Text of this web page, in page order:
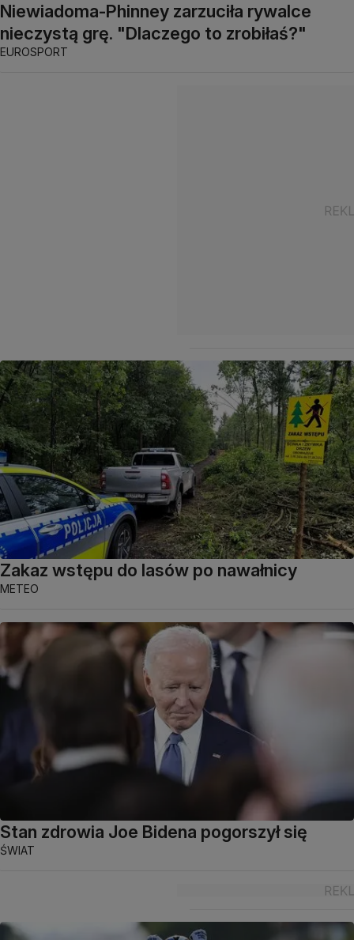
Niewiadoma-Phinney zarzuciła rywalce
nieczystą grę. "Dlaczego to zrobiłaś?"
EUROSPORT
Zakaz wstępu do lasów po nawałnicy
METEO
Stan zdrowia Joe Bidena pogorszył się
ŚWIAT